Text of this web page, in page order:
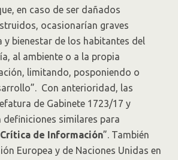
en caso de ser dañados
ocasionarían graves
y bienestar de los habitantes del
al ambiente o a la propia
limitando, posponiendo o
Con anterioridad, las
de Gabinete 1723/17 y
similares para
de Información”. También
Europea y de Naciones Unidas en